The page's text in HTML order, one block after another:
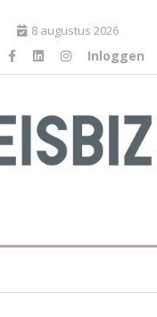
8 augustus 2026
Inloggen